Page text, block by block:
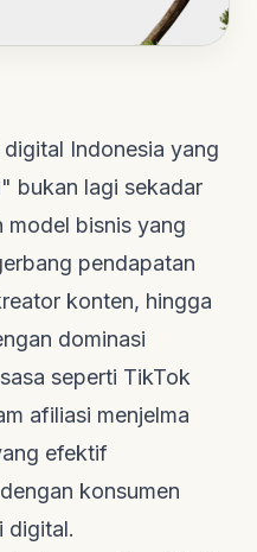
Indonesia yang
bukan lagi sekadar
model bisnis yang
pendapatan
konten, hingga
dominasi
seperti TikTok
afiliasi menjelma
efektif
konsumen
digital.